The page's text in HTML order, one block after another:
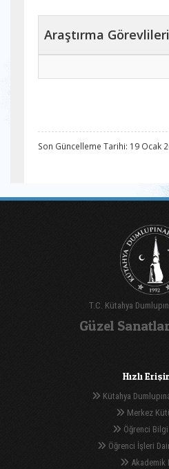
Araştırma Görevlileri
Son Güncelleme Tarihi: 19 Ocak
T.C. Kütahya
Güzel
Hızlı
Kütahya
Merkez
Öğrenci
Öğrenci İşleri
Akademik